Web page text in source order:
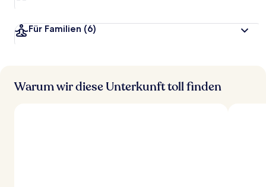
Für Familien (6)
Warum wir diese Unterkunft toll finden